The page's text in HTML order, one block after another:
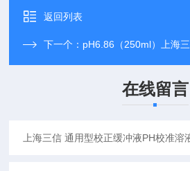
返回列表
下一个： pH6.86（250ml）上海三信 通
在线留言